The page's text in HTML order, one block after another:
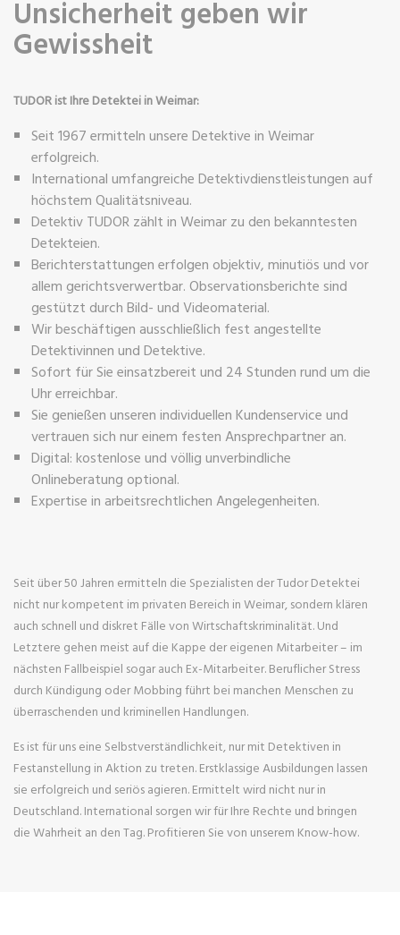
Unsicherheit geben wir
Gewissheit
TUDOR ist Ihre Detektei in Weimar:
Seit 1967 ermitteln unsere Detektive in Weimar
erfolgreich.
International umfangreiche Detektivdienstleistungen auf
höchstem Qualitätsniveau.
Detektiv TUDOR zählt in Weimar zu den bekanntesten
Detekteien.
Berichterstattungen erfolgen objektiv, minutiös und vor
allem gerichtsverwertbar. Observationsberichte sind
gestützt durch Bild- und Videomaterial.
Wir beschäftigen ausschließlich fest angestellte
Detektivinnen und Detektive.
Sofort für Sie einsatzbereit und 24 Stunden rund um die
Uhr erreichbar.
Sie genießen unseren individuellen Kundenservice und
vertrauen sich nur einem festen Ansprechpartner an.
Digital: kostenlose und völlig unverbindliche
Onlineberatung optional.
Expertise in arbeitsrechtlichen Angelegenheiten.
Seit über 50 Jahren ermitteln die Spezialisten der Tudor Detektei
nicht nur kompetent im privaten Bereich in Weimar, sondern klären
auch schnell und diskret Fälle von Wirtschaftskriminalität. Und
Letztere gehen meist auf die Kappe der eigenen Mitarbeiter – im
nächsten Fallbeispiel sogar auch Ex-Mitarbeiter. Beruflicher Stress
durch Kündigung oder Mobbing führt bei manchen Menschen zu
überraschenden und kriminellen Handlungen.
Es ist für uns eine Selbstverständlichkeit, nur mit Detektiven in
Festanstellung in Aktion zu treten. Erstklassige Ausbildungen lassen
sie erfolgreich und seriös agieren. Ermittelt wird nicht nur in
Deutschland. International sorgen wir für Ihre Rechte und bringen
die Wahrheit an den Tag. Profitieren Sie von unserem Know-how.